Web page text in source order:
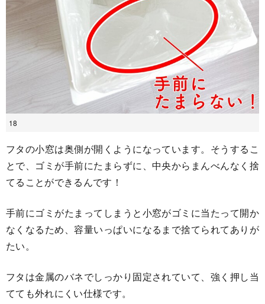
18
フタの小窓は奥側が開くようになっています。そうするこ
とで、ゴミが手前にたまらずに、中央からまんべんなく捨
てることができるんです！
手前にゴミがたまってしまうと小窓がゴミに当たって開か
なくなるため、容量いっぱいになるまで捨てられてありが
たい。
フタは金属のバネでしっかり固定されていて、強く押し当
てても外れにくい仕様です。